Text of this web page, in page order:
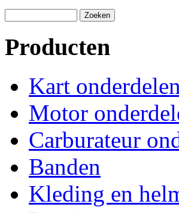
Producten
Kart onderdelen
Motor
Carburateur
Banden
Kleding en